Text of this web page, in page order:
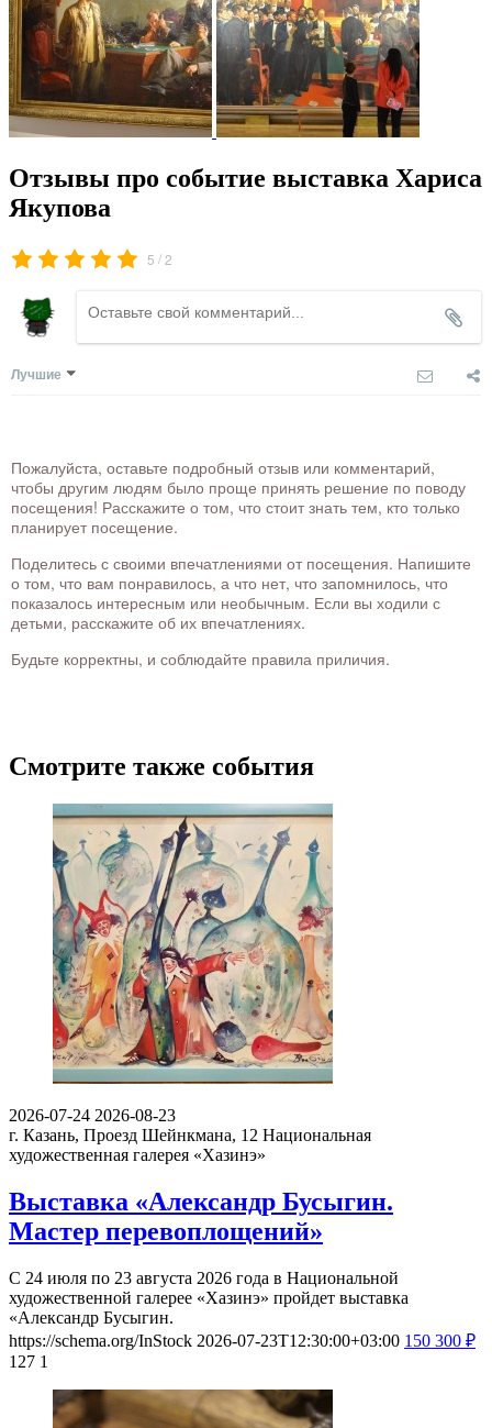
Отзывы про событие выставка Хариса
Якупова
5 /2
Лучшие
Пожалуйста, оставьте подробный отзыв или комментарий,
чтобы другим людям было проще принять решение по поводу
посещения! Расскажите о том, что стоит знать тем, кто только
планирует посещение.
Поделитесь с своими впечатлениями от посещения. Напишите
о том, что вам понравилось, а что нет, что запомнилось, что
показалось интересным или необычным. Если вы ходили с
детьми, расскажите об их впечатлениях.
Будьте корректны, и соблюдайте правила приличия.
Смотрите также события
2026-07-24 2026-08-23
г. Казань, Проезд Шейнкмана, 12 Национальная
художественная галерея «Хазинэ»
Выставка «Александр Бусыгин.
Мастер перевоплощений»
С 24 июля по 23 августа 2026 года в Национальной
художественной галерее «Хазинэ» пройдет выставка
«Александр Бусыгин.
https://schema.org/InStock 2026-07-23T12:30:00+03:00 150 300 ₽
127 1